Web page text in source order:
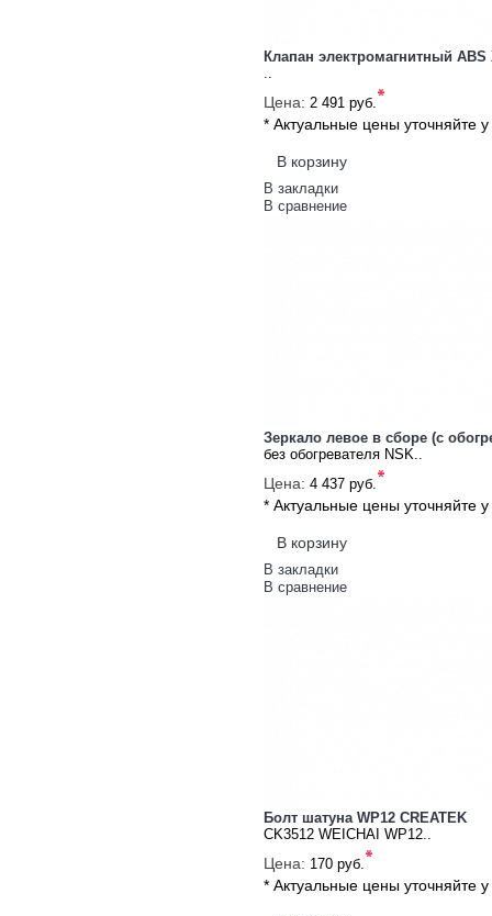
Клапан электромагнитный ABS
..
Цена: 2 491 руб.*
* Актуальные цены уточняйте
В корзину
В закладки
В сравнение
Зеркало левое в сборе (с
без обогревателя NSK..
Цена: 4 437 руб. *
* Актуальные цены уточняйте
В корзину
В закладки
В сравнение
Болт шатуна WP12 CREATEK
CK3512 WEICHAI WP12..
Цена: 170 руб. *
* Актуальные цены уточняйте